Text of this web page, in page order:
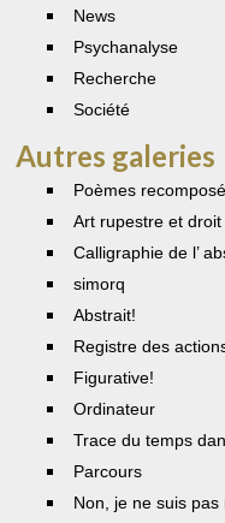
News
Psychanalyse
Recherche
Société
Autres galeries
Poèmes
Art rupestre et droit
Calligraphie de l’
simorq
Abstrait!
Registre des
Figurative!
Ordinateur
Trace du temps
Parcours
Non, je ne suis pas